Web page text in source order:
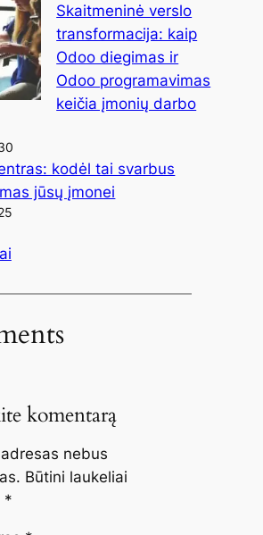
Skaitmeninė verslo
transformacija: kaip
Odoo diegimas ir
Odoo programavimas
keičia įmonių darbo
kodėl tai svarbus
jūsų įmonei
komentarą
nebus
Būtini laukeliai
*